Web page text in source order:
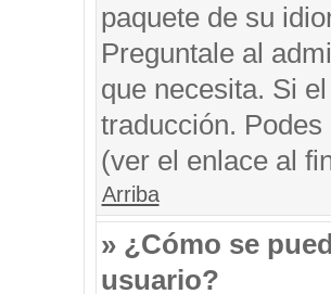
paquete de su
Preguntale al
que necesita. Si
traducción.
(ver el enlace al
Arriba
» ¿Cómo se
usuario?